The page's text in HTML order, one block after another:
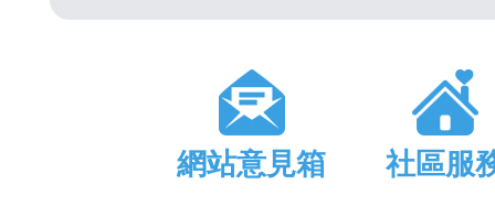
網站意見箱 社區服